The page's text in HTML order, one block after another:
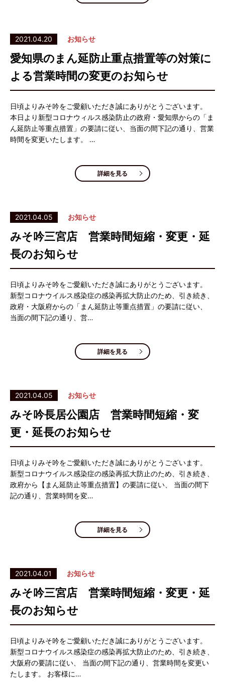
2021.04.20 お知らせ
愛知県のまん延防止重点措置等の対策に
よる営業時間の変更のお知らせ
日頃よりみそ吟をご愛顧いただき誠にありがとうございます。
本日より新型コロナウィルス感染防止の政府・愛知県からの「ま
ん延防止等重点措置」の要請に従い、当面の間下記の通り、営業
時間を変更いたします。 …
詳細を見る
2021.04.05 お知らせ
みそ吟三宮店 営業時間短縮・変更・延
長のお知らせ
日頃よりみそ吟をご愛顧いただき誠にありがとうございます。
新型コロナウイルス感染症の感染再拡大防止のため、引き続き、
政府・大阪府からの「まん延防止等重点措置」の要請に従い、
当面の間下記の通り、営…
詳細を見る
2021.04.05 お知らせ
みそ吟長居公園店 営業時間短縮・変
更・延長のお知らせ
日頃よりみそ吟をご愛顧いただき誠にありがとうございます。
新型コロナウイルス感染症の感染再拡大防止のため、引き続き、
政府から【まん延防止等重点措置】の要請に従い、 当面の間下
記の通り、営業時間を変…
詳細を見る
2021.04.01 お知らせ
みそ吟三宮店 営業時間短縮・変更・延
長のお知らせ
日頃よりみそ吟をご愛顧いただき誠にありがとうございます。
新型コロナウイルス感染症の感染再拡大防止のため、引き続き、
大阪府の要請に従い、 当面の間下記の通り、営業時間を変更い
たします。 お客様に…